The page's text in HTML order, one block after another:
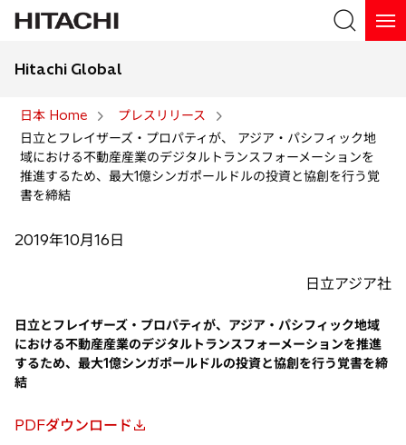
検索
Hitachi Global
日本 Home
プレスリリース
日立とフレイザーズ・プロパティが、 アジア・パシフィック地
域における不動産産業のデジタルトランスフォーメーションを
推進するため、最大1億シンガポールドルの投資と協創を行う覚
書を締結
2019年10月16日
日立アジア社
日立とフレイザーズ・プロパティが、アジア・パシフィック地域
における不動産産業のデジタルトランスフォーメーションを推進
するため、最大1億シンガポールドルの投資と協創を行う覚書を締
結
PDFダウンロード
新